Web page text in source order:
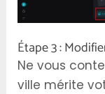
Étape 3 :
Ne vous
ville mérite